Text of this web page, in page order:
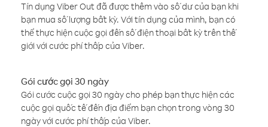
Tín dụng Viber Out đã được thêm vào số dư của bạn khi
bạn mua số lượng bất kỳ. Với tín dụng của mình, bạn có
thể thực hiện cuộc gọi đến số điện thoại bất kỳ trên thế
giới với cước phí thấp của Viber.
Gói cước gọi 30 ngày
Gói cước cuộc gọi 30 ngày cho phép bạn thực hiện các
cuộc gọi quốc tế đến địa điểm bạn chọn trong vòng 30
ngày với cước phí thấp của Viber.